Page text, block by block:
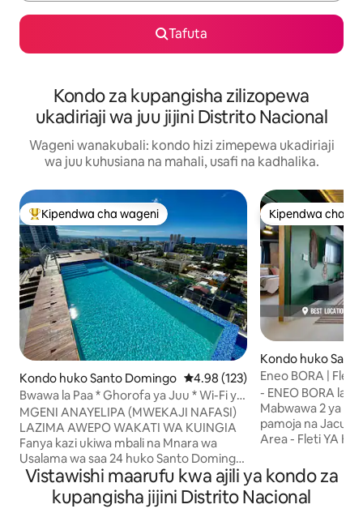
Tafuta
Kondo za kupangisha zilizopewa
ukadiriaji wa juu jijini Distrito Nacional
Wageni wanakubali: kondo hizi zimepewa ukadiriaji
wa juu kuhusiana na mahali, usafi na kadhalika.
Kipendwa maarufu cha wageni
Kipendwa cha wageni
Kondo huko Santo Domingo Ukadiriaji wa wastani wa 4.98
4.98 (123)
Bwawa la Paa * Ghorofa ya Juu * Wi-Fi ya
Haraka * Umeme wa saa 24
MGENI ANAYELIPA (MWEKAJI NAFASI)
LAZIMA AWEPO WAKATI WA KUINGIA
Fanya kazi ukiwa mbali na Mnara wa
Usalama wa saa 24 huko Santo Domingo
+ vyumba 3 vya kulala vyenye mabafu, +
bafu nusu; ghorofa ya 13, tulivu +
Intaneti ya kasi, 100Mbps+ kwa
Kipendwa cha
Kipendwa cha
Kondo huko
Eneo BORA | Fleti
BWAWA NA
- ENEO BORA la
Mabwawa 2 ya
pamoja na
Area - Fleti YA
ukubwa wa KIFALME - Intaneti ya
Maegesho 2 ya
Televisheni mahiri
Vistawishi maarufu kwa ajili ya kondo za
kupangisha jijini Distrito Nacional